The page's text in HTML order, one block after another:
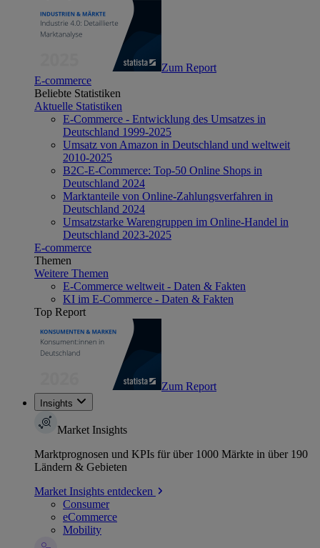
Zum Report
E-commerce
Beliebte Statistiken
Aktuelle Statistiken
E-Commerce - Entwicklung des Umsatzes in
Deutschland 1999-2025
Umsatz von Amazon in Deutschland und weltweit
2010-2025
B2C-E-Commerce: Top-50 Online Shops in
Deutschland 2024
Marktanteile von Online-Zahlungsverfahren in
Deutschland 2024
Umsatzstarke Warengruppen im Online-Handel in
Deutschland 2023-2025
E-commerce
Themen
Weitere Themen
E-Commerce weltweit - Daten & Fakten
KI im E-Commerce - Daten & Fakten
Top Report
Zum Report
Insights
Market Insights
Marktprognosen und KPIs für über 1000 Märkte in über 190
Ländern & Gebieten
Market Insights entdecken
Consumer
eCommerce
Mobility